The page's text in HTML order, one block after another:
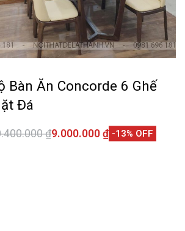
Bàn Ăn Concorde 6 Ghế
Đá
₫9.000.000 ₫ -13% OFF